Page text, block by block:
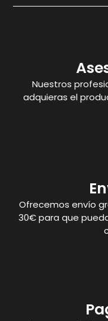
Nuestros
adquieras el
Ofrecemos envío
30€ para que